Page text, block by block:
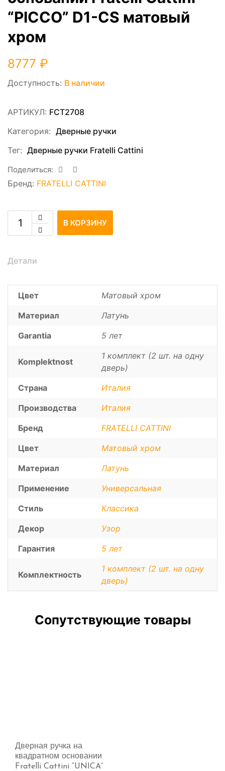
“PICCO” D1-CS матовый
хром
8777 ₽
Доступность: В наличии
АРТИКУЛ: FCT2708
Категория: Дверные ручки
Тег: Дверные ручки Fratelli Cattini
Поделиться:
Бренд: FRATELLI CATTINI
В КОРЗИНУ
Детали
Цвет
Матовый хром
Материал
Латунь
Garantia
5 лет
Komplektnost
1 комплект (2 шт. на одну
дверь)
Страна
Италия
Производства
Италия
Бренд
FRATELLI CATTINI
Цвет
Матовый хром
Материал
Латунь
Применение
Универсальная
Стиль
Классика
Декор
Узор
Гарантия
5 лет
Комплектность
1 комплект (2 шт. на одну
дверь)
Сопутствующие товары
Дверная ручка на
квадратном основании
Fratelli Cattini “UNICA”